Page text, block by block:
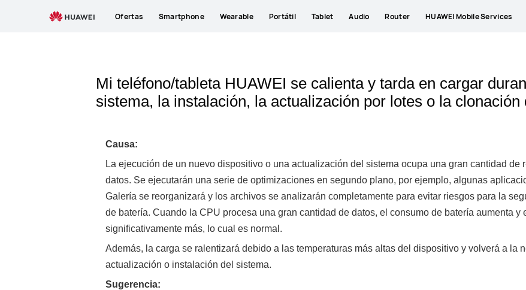
Ofertas Smartphone Wearable Portátil Tablet Audio Router HUAWEI Mobile Services
Mi teléfono/tableta HUAWEI se calienta y tarda en cargar
sistema, la instalación, la actualización por lotes o la clonación
Causa:
La ejecución de un nuevo dispositivo o una actualización del sistema ocupa una gran cantidad de
datos. Se ejecutarán una serie de optimizaciones en segundo plano, por ejemplo, algunas
Galería se reorganizará y los archivos se analizarán completamente para evitar riesgos para la
de batería. Cuando la CPU procesa una gran cantidad de datos, el consumo de batería aumenta y
significativamente más, lo cual es normal.
Además, la carga se ralentizará debido a las temperaturas más altas del dispositivo y volverá a la
actualización o instalación del sistema.
Sugerencia: